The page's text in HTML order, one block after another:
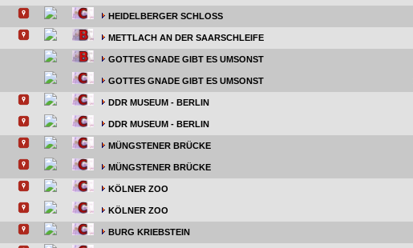
HEIDELBERGER SCHLOSS
METTLACH AN DER SAARSCHLEIFE
GOTTES GNADE GIBT ES UMSONST
GOTTES GNADE GIBT ES UMSONST
DDR MUSEUM - BERLIN
DDR MUSEUM - BERLIN
MÜNGSTENER BRÜCKE
MÜNGSTENER BRÜCKE
KÖLNER ZOO
KÖLNER ZOO
BURG KRIEBSTEIN